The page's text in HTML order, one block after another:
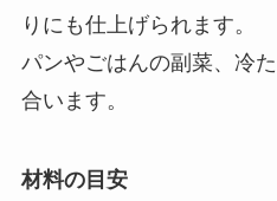
りにも仕上げられます。
パンやごはんの副菜、冷
合います。
材料の目安